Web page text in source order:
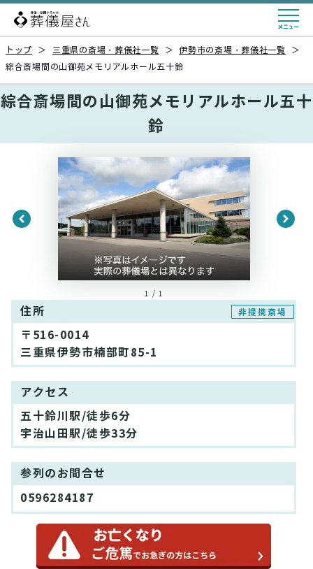
トップ ＞ 三重県の斎場・葬儀社一覧 ＞ 伊勢市の斎場・葬儀社一覧
＞
綜合斎場間の山御苑メモリアルホール五十鈴
綜合斎場間の山御苑メモリアルホール五十
鈴
1 / 1
住所 非提携斎場
〒516-0014
三重県伊勢市楠部町85-1
アクセス
五十鈴川駅/徒歩6分
宇治山田駅/徒歩33分
参列のお問合せ
0596284187